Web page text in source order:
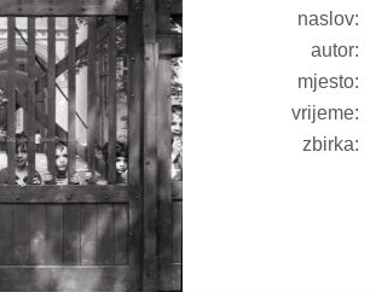
naslov:
autor:
mjesto:
vrijeme:
zbirka: